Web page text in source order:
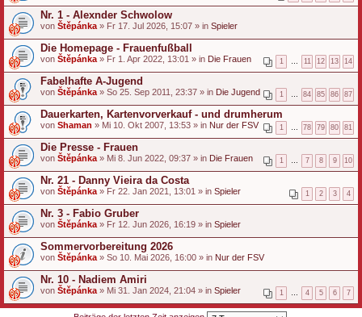
Nr. 1 - Alexnder Schwolow
von Štěpánka » Fr 17. Jul 2026, 15:07 » in Spieler
Die Homepage - Frauenfußball
1 11 12 13 14
von Štěpánka » Fr 1. Apr 2022, 13:01 » in Die Frauen
Fabelhafte A-Jugend
1 84 85 86 87
von Štěpánka » So 25. Sep 2011, 23:37 » in Die Jugend
Dauerkarten, Kartenvorverkauf - und drumherum
1 78 79 80 81
von Shaman » Mi 10. Okt 2007, 13:53 » in Nur der FSV
Die Presse - Frauen
1 7 8 9 10
von Štěpánka » Mi 8. Jun 2022, 09:37 » in Die Frauen
Nr. 21 - Danny Vieira da Costa
1 2 3 4
von Štěpánka » Fr 22. Jan 2021, 13:01 » in Spieler
Nr. 3 - Fabio Gruber
von Štěpánka » Fr 12. Jun 2026, 16:19 » in Spieler
Sommervorbereitung 2026
von Štěpánka » So 10. Mai 2026, 16:00 » in Nur der FSV
Nr. 10 - Nadiem Amiri
1 4 5 6 7
von Štěpánka » Mi 31. Jan 2024, 21:04 » in Spieler